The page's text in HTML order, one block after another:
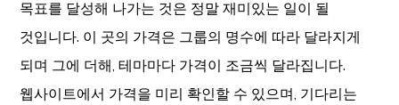
목표를 달성해 나가는 것은 정말 재미있는 일이 될
것입니다. 이 곳의 가격은 그룹의 명수에 따라 달라지게
되며 그에 더해, 테마마다 가격이 조금씩 달라집니다.
웹사이트에서 가격을 미리 확인할 수 있으며, 기다리는